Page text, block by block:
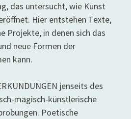
das untersucht, wie Kunst
Hier entstehen Texte,
Projekte, in denen sich das
neue Formen der
kann.
jenseits des
magisch-künstlerische
Poetische